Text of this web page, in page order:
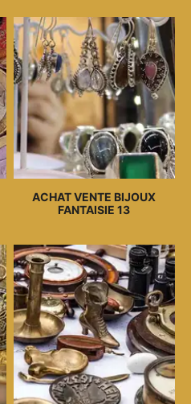
ACHAT VENTE BIJOUX
FANTAISIE 13